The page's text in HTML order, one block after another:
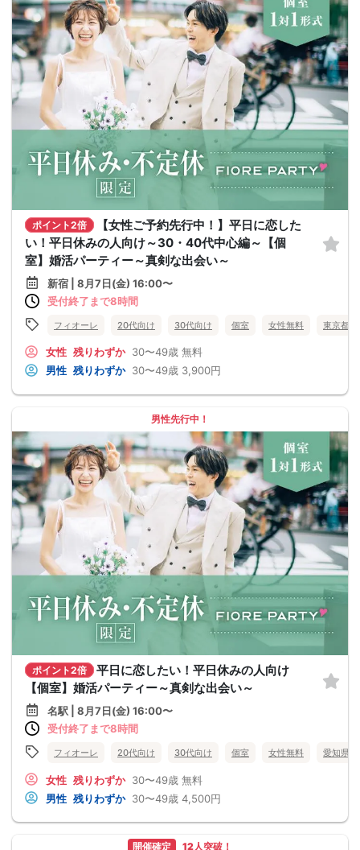
ポイント2倍
【女性ご予約先行中！】平日に恋した
い！平日休みの人向け～30・40代中心編～【個
室】婚活パーティー～真剣な出会い～
新宿 | 8月7日(金) 16:00〜
受付終了まで8時間
フィオーレ 20代向け 30代向け 個室 女性無料 東京都
女性 残りわずか 30〜49歳 無料
男性 残りわずか 30〜49歳 3,900円
男性先行中！
ポイント2倍
平日に恋したい！平日休みの人向け
【個室】婚活パーティー～真剣な出会い～
名駅 | 8月7日(金) 16:00〜
受付終了まで8時間
フィオーレ 20代向け 30代向け 個室 女性無料 愛知県
女性 残りわずか 30〜49歳 無料
男性 残りわずか 30〜49歳 4,500円
開催確定 12人突破！